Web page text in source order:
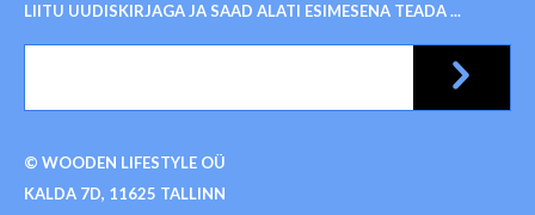
LIITU UUDISKIRJAGA JA SAAD ALATI ESIMESENA TEADA ...
© WOODEN LIFESTYLE OÜ
KALDA 7D, 11625 TALLINN